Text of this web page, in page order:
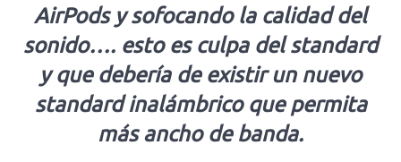
AirPods y sofocando la calidad del
sonido…. esto es culpa del standard
y que debería de existir un nuevo
standard inalámbrico que permita
más ancho de banda.